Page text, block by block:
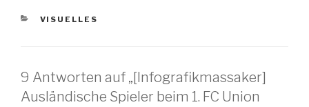
KATEGORIEN
VISUELLES
9 Antworten auf „[Infografikmassaker]
Ausländische Spieler beim 1. FC Union